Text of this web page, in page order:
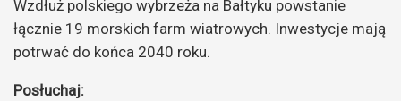
Wzdłuż polskiego wybrzeża na Bałtyku powstanie
łącznie 19 morskich farm wiatrowych. Inwestycje mają
potrwać do końca 2040 roku.
Posłuchaj: